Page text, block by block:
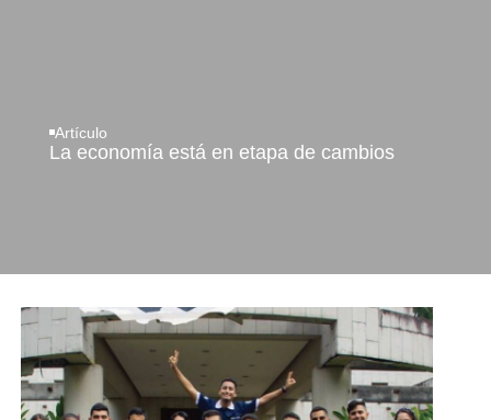
Artículo
La economía está en etapa de cambios